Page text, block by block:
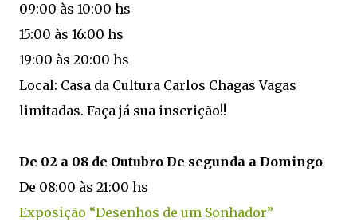
09:00 às 10:00 hs
15:00 às 16:00 hs
19:00 às 20:00 hs
Local: Casa da Cultura Carlos Chagas Vagas
limitadas. Faça já sua inscrição!!
De 02 a 08 de Outubro De segunda a Domingo
De 08:00 às 21:00 hs
Exposição “Desenhos de um Sonhador”